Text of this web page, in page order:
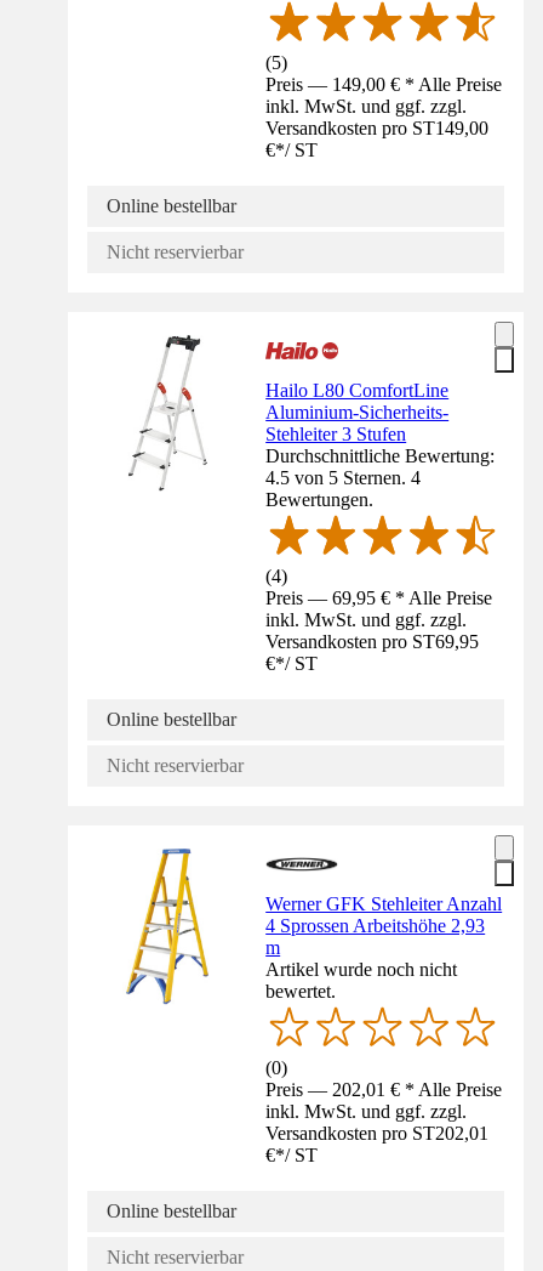
(5)
Preis — 149,00 € * Alle Preise
inkl. MwSt. und ggf. zzgl.
Versandkosten pro ST149,00
€*/ ST
Online bestellbar
Nicht reservierbar
Hailo L80 ComfortLine
Aluminium-Sicherheits-
Stehleiter 3 Stufen
Durchschnittliche Bewertung:
4.5 von 5 Sternen. 4
Bewertungen.
(4)
Preis — 69,95 € * Alle Preise
inkl. MwSt. und ggf. zzgl.
Versandkosten pro ST69,95
€*/ ST
Online bestellbar
Nicht reservierbar
Werner GFK Stehleiter Anzahl
4 Sprossen Arbeitshöhe 2,93
m
Artikel wurde noch nicht
bewertet.
(0)
Preis — 202,01 € * Alle Preise
inkl. MwSt. und ggf. zzgl.
Versandkosten pro ST202,01
€*/ ST
Online bestellbar
Nicht reservierbar